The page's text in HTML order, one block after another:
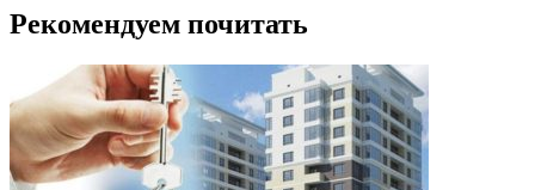
Рекомендуем почитать